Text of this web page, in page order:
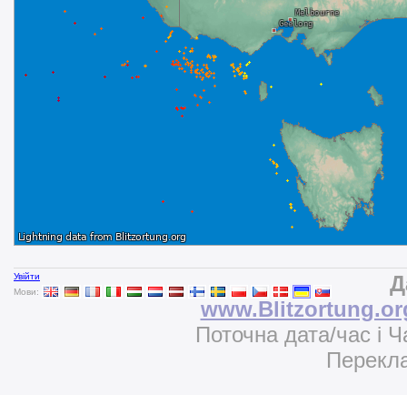
Увійти
Мови:
Поточна дата/час і